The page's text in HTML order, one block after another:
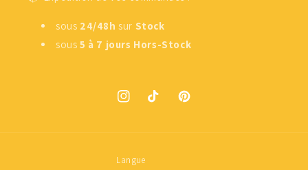
sous 24/48h sur Stock
sous 5 à 7 jours Hors-Stock
InstagramTikTok Pinterest
Langue